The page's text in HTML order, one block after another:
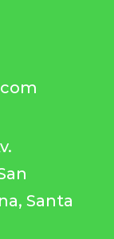
Santa